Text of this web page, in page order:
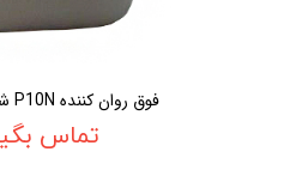
فوق روان کننده P10N شیمی ساختمان
تماس